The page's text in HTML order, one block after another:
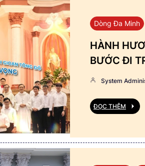
Dòng Đa Minh
HÀNH
BƯỚC ĐI
System
ĐỌC THÊM